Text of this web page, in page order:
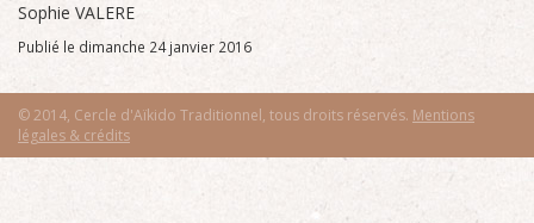
Sophie VALERE
Publié le dimanche 24 janvier 2016
© 2014, Cercle d'Aïkido Traditionnel, tous droits réservés. Mentions
légales & crédits